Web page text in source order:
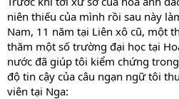
niên thiếu của mình rồi sau này
Nam, 11 năm tại Liên xô cũ, một
thăm một số trường đại học tại
nước đã giúp tôi kiểm chứng
độ tin cậy của câu ngạn ngữ tôi
viên tại Nga: